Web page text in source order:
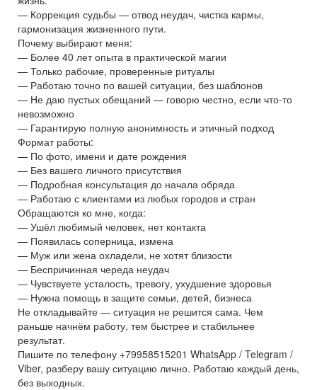
— Коррекция судьбы — отвод неудач, чистка кармы,
гармонизация жизненного пути.
Почему выбирают меня:
— Более 40 лет опыта в практической магии
— Только рабочие, проверенные ритуалы
— Работаю точно по вашей ситуации, без шаблонов
— Не даю пустых обещаний — говорю честно, если что-то
невозможно
— Гарантирую полную анонимность и этичный подход
Формат работы:
— По фото, имени и дате рождения
— Без вашего личного присутствия
— Подробная консультация до начала обряда
— Работаю с клиентами из любых городов и стран
Обращаются ко мне, когда:
— Ушёл любимый человек, нет контакта
— Появилась соперница, измена
— Муж или жена охладели, не хотят близости
— Беспричинная череда неудач
— Чувствуете усталость, тревогу, ухудшение здоровья
— Нужна помощь в защите семьи, детей, бизнеса
Не откладывайте — ситуация не решится сама. Чем
раньше начнём работу, тем быстрее и стабильнее
результат.
Пишите по телефону +79958515201 WhatsApp / Telegram /
Viber, разберу вашу ситуацию лично. Работаю каждый день,
без выходных.